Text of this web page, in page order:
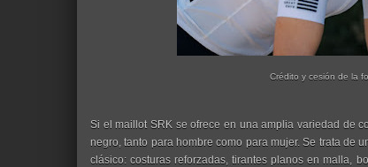
Crédito y cesión de la
Si el maillot SRK se ofrece en una amplia variedad de
negro, tanto para hombre como para mujer. Se trata de
clásico: costuras reforzadas, tirantes planos en malla,